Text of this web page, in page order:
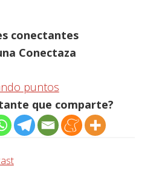
conectantes
Conectaza
que comparte?